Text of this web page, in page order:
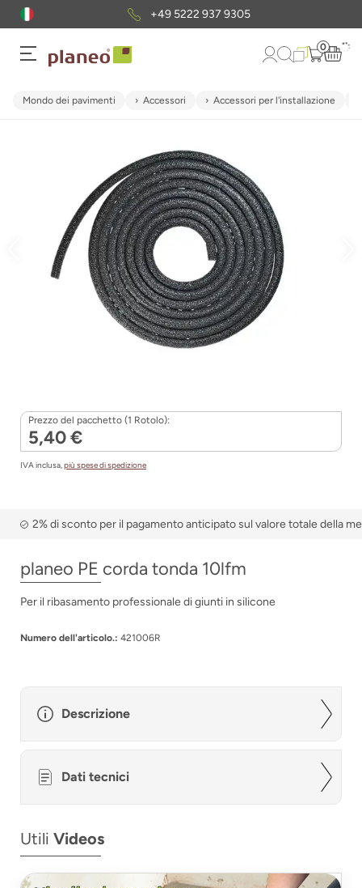
+49 5222 937 9305
0
Mondo dei pavimenti Accessori Accessori per l'installazione
Prezzo del pacchetto (1 Rotolo):
5,40 €
IVA inclusa,più spese di spedizione
2% di sconto per il pagamento anticipato sul valore totale della
planeo PE corda tonda 10lfm
Per il ribasamento professionale di giunti in silicone
Numero dell'articolo.: 421006R
Descrizione
Dati tecnici
Utili Videos